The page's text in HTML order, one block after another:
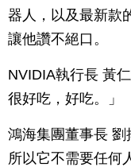
器人，以及最新款
讓他讚不絕口。
NVIDIA執行長 黃
很好吃，好吃。」
鴻海集團董事長 劉
所以它不需要任何